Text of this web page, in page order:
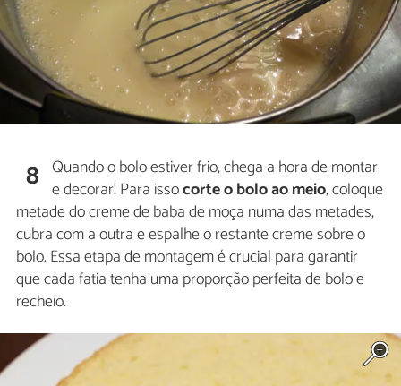
8 Quando o bolo estiver frio, chega a hora de montar
e decorar! Para issocorte o bolo ao meio, coloque
metade do creme de baba de moça numa das metades,
cubra com a outra e espalhe o restante creme sobre o
bolo. Essa etapa de montagem é crucial para garantir
que cada fatia tenha uma proporção perfeita de bolo e
recheio.